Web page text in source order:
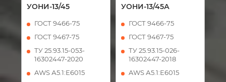
УОНИ-13/45
ГОСТ 9466-75
ГОСТ 9467-75
ТУ 25.93.15-053-
16302447-2020
AWS А5.1:Е6015
УОНИ-13/45А
ГОСТ 9466-75
ГОСТ 9467-75
ТУ 25.93.15-026-
16302447-2018
AWS А5.1:Е6015